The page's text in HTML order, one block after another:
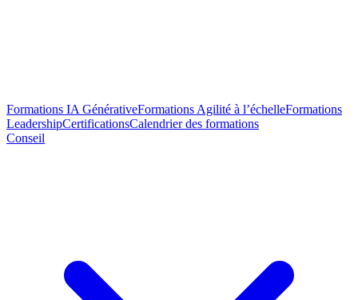
Formations IA GénérativeFormations Agilité à l’échelleFormations
LeadershipCertificationsCalendrier des formations
Conseil